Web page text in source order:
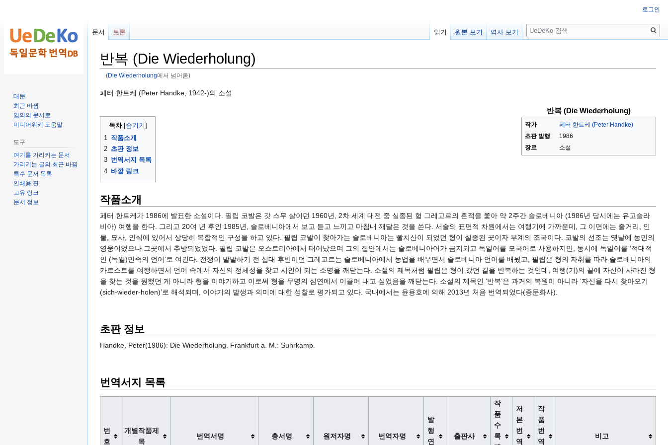
반복 (Die Wiederholung)
(Die Wiederholung에서 넘어옴)
둘
로
가
기
검
가
기
페터 한트케 (Peter Handke, 1942-)의 소설
반복 (Die Wiederholung)
작가
페터 한트케 (Peter Handke)
초판 발행
1986
장르
소설
목차
1
작품소개
2 초판 정보
3 번역서지 목록
4 바깥 링크
작품소개
페터 한트케가 1986에 발표한 소설이다. 필립 코발은 갓 스무 살이던 1960년, 2차 세계 대전 중 실종된 형 그레고르의 흔적을 쫓아 약 2주간 슬로베니아 (1986년 당시에는 유고슬라
비아) 여행을 한다. 그리고 20여 년 후인 1985년, 슬로베니아에서 보고 듣고 느끼고 마침내 깨달은 것을 쓴다. 서술의 표면적 차원에서는 여행기에 가까운데, 그 이면에는 줄거리, 인
물, 묘사, 인식에 있어서 상당히 복합적인 구성을 하고 있다. 필립 코발이 찾아가는 슬로베니아는 빨치산이 되었던 형이 실종된 곳이자 부계의 조국이다. 코발의 선조는 옛날에 농민의
영웅이었으나 그곳에서 추방되었었다. 필립 코발은 오스트리아에서 태어났으며 그의 집안에서는 슬로베니아어가 금지되고 독일어를 모국어로 사용하지만, 동시에 독일어를 ‘적대적
인 (독일)민족의 언어’로 여긴다. 전쟁이 발발하기 전 십대 후반이던 그레고르는 슬로베니아에서 농업을 배우면서 슬로베니아 언어를 배웠고, 필립은 형의 자취를 따라 슬로베니아의
카르스트를 여행하면서 언어 속에서 자신의 정체성을 찾고 시인이 되는 소명을 깨닫는다. 소설의 제목처럼 필립은 형이 갔던 길을 반복하는 것인데, 여행(기)의 끝에 자신이 사라진 형
을 찾는 것을 원했던 게 아니라 형을 이야기하고 이로써 형을 무명의 심연에서 이끌어 내고 싶었음을 깨닫는다. 소설의 제목인 ‘반복’은 과거의 복원이 아니라 ‘자신을 다시 찾아오기
(sich-wieder-holen)’로 해석되며, 이야기의 발생과 의미에 대한 성찰로 평가되고 있다. 국내에서는 윤용호에 의해 2013년 처음 번역되었다(종문화사).
초판 정보
Handke, Peter(1986): Die Wiederholung. Frankfurt a. M.: Suhrkamp.
번역서지 목록
번
호
개별작품제
목
번역서명 총서명 원저자명 번역자명
발
행
연
출판사
작
품
수
록
저
본
번
역
작
품
번
역
비고
로그인
문서 토론 읽기 원본 보기 역사 보기
검
색
대문
최근 바뀜
임의의 문서로
미디어위키 도움말
도구
여기를 가리키는 문서
가리키는 글의 최근 바뀜
특수 문서 목록
인쇄용 판
고유 링크
문서 정보